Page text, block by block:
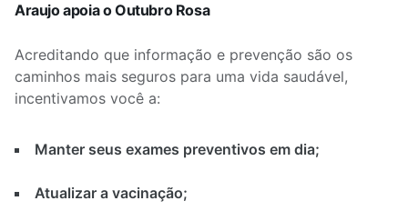
Araujo apoia o Outubro Rosa
Acreditando que informação e prevenção são os
caminhos mais seguros para uma vida saudável,
incentivamos você a:
Manter seus exames preventivos em dia;
Atualizar a vacinação;